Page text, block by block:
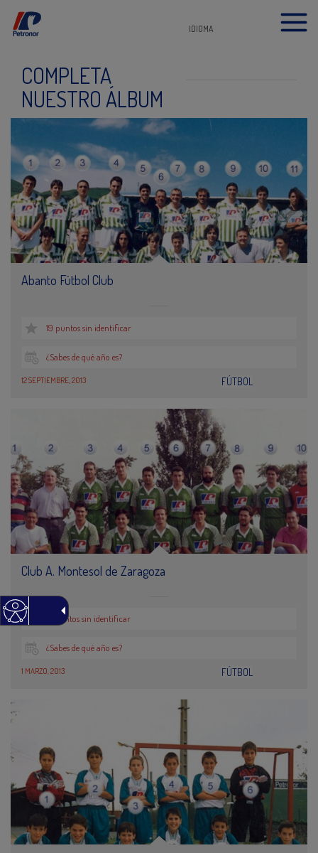
IDIOMA
COMPLETA
NUESTRO ÁLBUM
Abanto Fútbol Club
19 puntos sin identificar
¿Sabes de qué año es?
12 SEPTIEMBRE, 2013 FÚTBOL
Club A. Montesol de Zaragoza
17 puntos sin identificar
¿Sabes de qué año es?
1 MARZO, 2013 FÚTBOL